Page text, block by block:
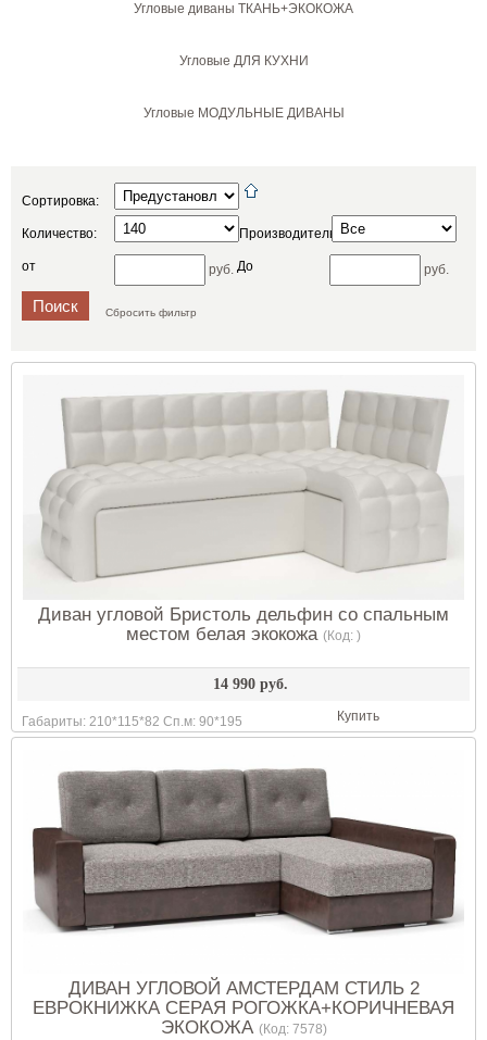
Угловые диваны ТКАНЬ+ЭКОКОЖА
Угловые ДЛЯ КУХНИ
Угловые МОДУЛЬНЫЕ ДИВАНЫ
Сортировка:
Количество: Производитель:
от руб. До руб.
Сбросить фильтр
Диван угловой Бристоль дельфин со спальным
местом белая экокожа (Код: )
14 990 руб.
Габариты: 210*115*82 Сп.м: 90*195 Купить
ДИВАН УГЛОВОЙ АМСТЕРДАМ СТИЛЬ 2
ЕВРОКНИЖКА СЕРАЯ РОГОЖКА+КОРИЧНЕВАЯ
ЭКОКОЖА (Код: 7578)